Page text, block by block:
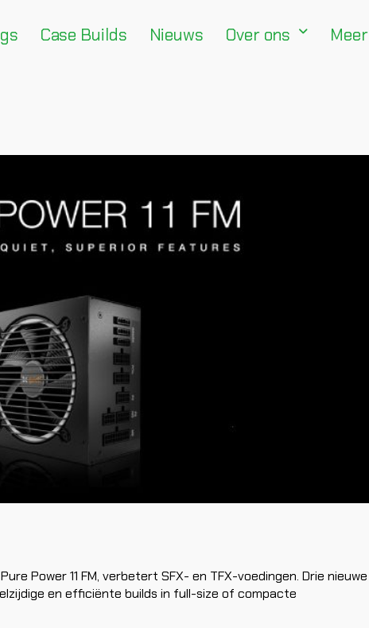
Case Builds Nieuws Over ons Meer
Power 11 FM, verbetert SFX- en TFX-voedingen. Drie nieuwe
en efficiënte builds in full-size of compacte